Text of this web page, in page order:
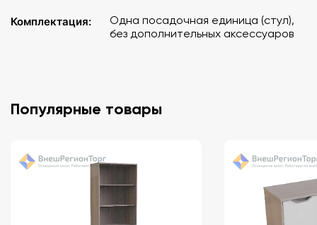
Комплектация:
Одна посадочная единица (стул),
без дополнительных аксессуаров
Популярные товары